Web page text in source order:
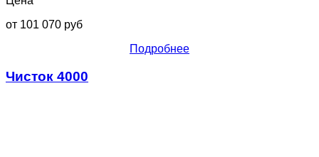
от 101 070 руб
Подробнее
Чисток 4000